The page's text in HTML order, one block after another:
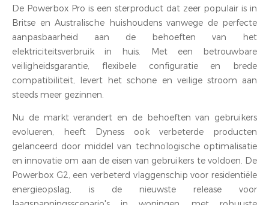
De Powerbox Pro is een sterproduct dat zeer populair is in
Britse en Australische huishoudens vanwege de perfecte
aanpasbaarheid aan de behoeften van het
elektriciteitsverbruik in huis. Met een betrouwbare
veiligheidsgarantie, flexibele configuratie en brede
compatibiliteit, levert het schone en veilige stroom aan
steeds meer gezinnen.
Nu de markt verandert en de behoeften van gebruikers
evolueren, heeft Dyness ook verbeterde producten
gelanceerd door middel van technologische optimalisatie
en innovatie om aan de eisen van gebruikers te voldoen. De
Powerbox G2, een verbeterd vlaggenschip voor residentiële
energieopslag, is de nieuwste release voor